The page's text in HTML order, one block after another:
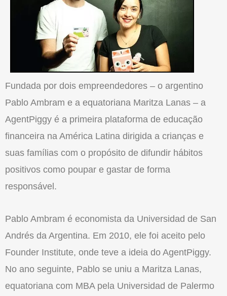
Fundada por dois empreendedores – o argentino
Pablo Ambram e a equatoriana Maritza Lanas – a
AgentPiggy é a primeira plataforma de educação
financeira na América Latina dirigida a crianças e
suas famílias com o propósito de difundir hábitos
positivos como poupar e gastar de forma
responsável.
Pablo Ambram é economista da Universidad de San
Andrés da Argentina. Em 2010, ele foi aceito pelo
Founder Institute, onde teve a ideia do AgentPiggy.
No ano seguinte, Pablo se uniu a Maritza Lanas,
equatoriana com MBA pela Universidad de Palermo